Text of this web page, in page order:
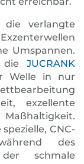
die verlangte
Umspannen.
die JUCRANK
Welle in nur
exzellente
Maßhaltigkeit.
CNC-
des
schmale